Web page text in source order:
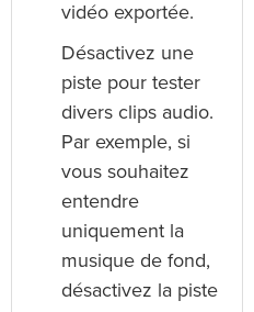
vidéo exportée.
Désactivez une
piste pour tester
divers clips audio.
Par exemple, si
vous souhaitez
entendre
uniquement la
musique de fond,
désactivez la piste